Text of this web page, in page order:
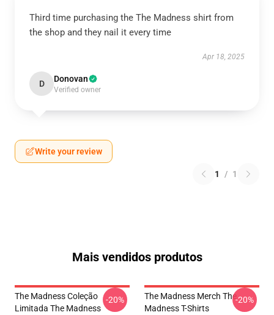
Third time purchasing the The Madness shirt from
the shop and they nail it every time
Apr 18, 2025
D Donovan
Verified owner
Write your review
1 / 1
Mais vendidos produtos
The Madness Coleção
Limitada The Madness
-20%
The Madness Merch The
Madness T-Shirts
-20%